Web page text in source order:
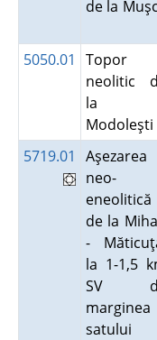
de la
5050.01
Topor
neolitic
la
Modoleşti
5719.01
Aşezarea
neo-
eneolitică
de la
-
la 1-1,5
SV
marginea
satului